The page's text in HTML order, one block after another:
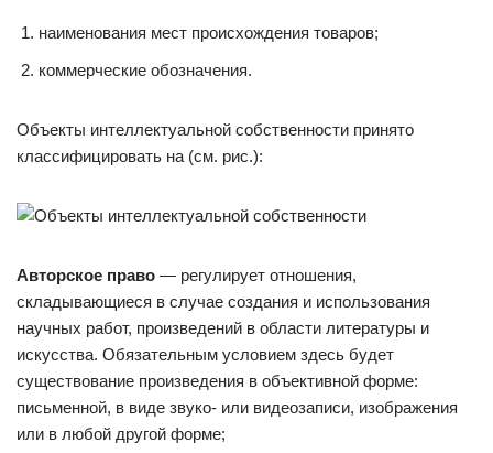
наименования мест происхождения товаров;
коммерческие обозначения.
Объекты интеллектуальной собственности принято
классифицировать на (см. рис.):
Авторское право — регулирует отношения,
складывающиеся в случае создания и использования
научных работ, произведений в области литературы и
искусства. Обязательным условием здесь будет
существование произведения в объективной форме:
письменной, в виде звуко- или видеозаписи, изображения
или в любой другой форме;